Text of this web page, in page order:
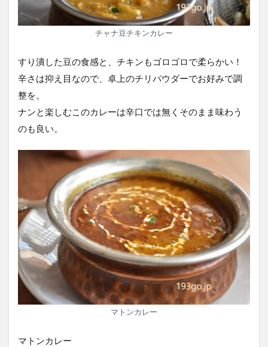
チャナ豆チキンカレー
すり潰した豆の食感と、チキンもゴロゴロで柔らかい！
辛さは抑え目なので、卓上のチリパウダーでお好みで調
整を。
ナンと楽しむこのカレーは辛口では無くそのまま味わう
のも良い。
マトンカレー
マトンカレー